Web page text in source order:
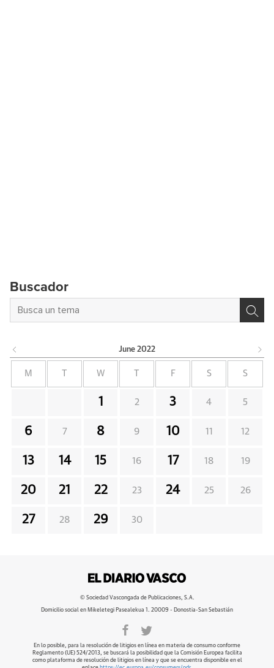
Buscador
June 2022
M W F S S
1 2 3 4 5
6 7 8 9 10 11 12
13 14 15 16 17 18 19
20 21 22 23 24 25 26
27 28 29 30
© Sociedad Vascongada de Publicaciones, S.A.
Domicilio social en Mikeletegi Pasealekua 1. 20009 - Donostia-San Sebastián
En lo posible, para la resolución de litigios en línea en materia de consumo conforme
Reglamento (UE) 524/2013, se buscará la posibilidad que la Comisión Europea facilita
como plataforma de resolución de litigios en línea y que se encuentra disponible en el